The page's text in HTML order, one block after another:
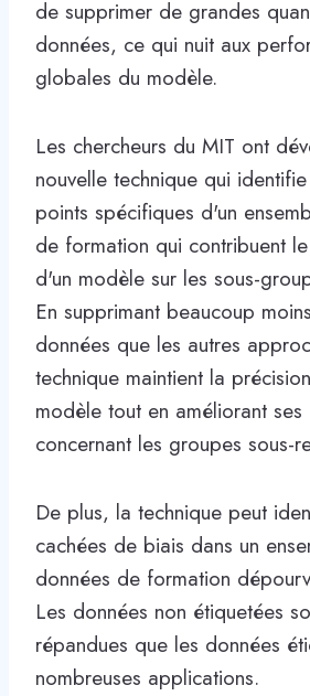
de supprimer de grandes
données, ce qui nuit aux
globales du modèle.
Les chercheurs du MIT ont
nouvelle technique qui
points spécifiques d'un
de formation qui contribuent
d'un modèle sur les sous-
En supprimant beaucoup
données que les autres
technique maintient la
modèle tout en améliorant
concernant les groupes sous-
De plus, la technique peut
cachées de biais dans un
données de formation
Les données non étiquetées
répandues que les données
nombreuses applications.